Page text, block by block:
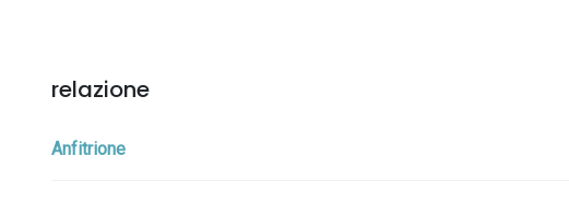
relazione
Anfitrione